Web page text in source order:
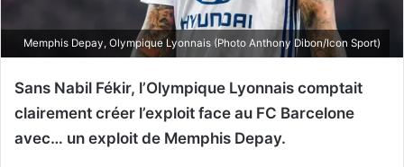
Memphis Depay, Olympique Lyonnais (Photo Anthony Dibon/Icon Sport)
Sans Nabil Fékir, l’Olympique Lyonnais comptait
clairement créer l’exploit face au FC Barcelone
avec… un exploit de Memphis Depay.